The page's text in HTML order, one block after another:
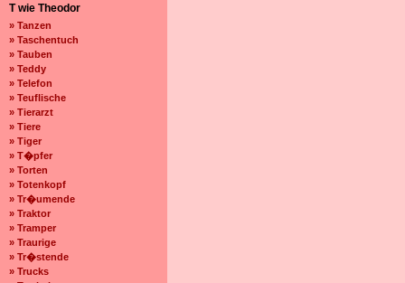
T wie Theodor
» Tanzen
» Taschentuch
» Tauben
» Teddy
» Telefon
» Teuflische
» Tierarzt
» Tiere
» Tiger
» T�pfer
» Torten
» Totenkopf
» Tr�umende
» Traktor
» Tramper
» Traurige
» Tr�stende
» Trucks